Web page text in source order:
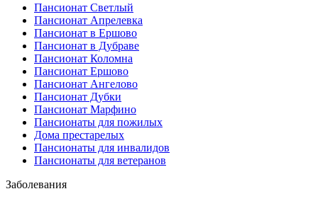
Пансионат Светлый
Пансионат Апрелевка
Пансионат в Ершово
Пансионат в Дубраве
Пансионат Коломна
Пансионат Ершово
Пансионат Ангелово
Пансионат Дубки
Пансионат Марфино
Пансионаты для пожилых
Дома престарелых
Пансионаты для инвалидов
Пансионаты для ветеранов
Заболевания